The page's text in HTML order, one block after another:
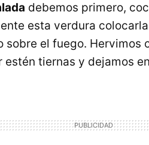
debemos primero,
esta verdura
sobre el fuego. Hervimos
tiernas y dejamos